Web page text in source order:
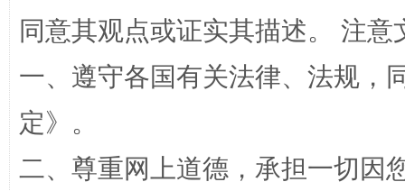
同意其观点或证实其描述。 注
一、遵守各国有关法律、法规，
定》。
二、尊重网上道德，承担一切因